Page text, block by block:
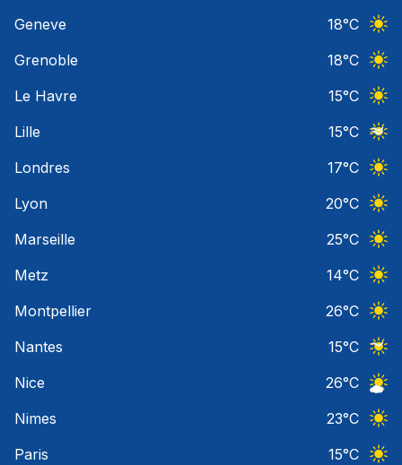
Geneve
18°C
Grenoble
18°C
Le Havre
15°C
Lille
15°C
Londres
17°C
Lyon
20°C
Marseille
25°C
Metz
14°C
Montpellier
26°C
Nantes
15°C
Nice
26°C
Nimes
23°C
Paris
15°C